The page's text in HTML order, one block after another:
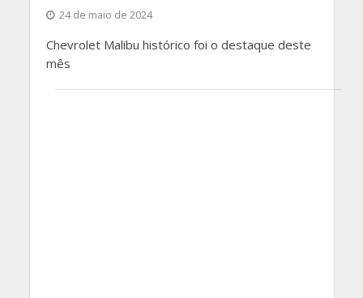
24 de maio de 2024
Chevrolet Malibu histórico foi o destaque deste
mês